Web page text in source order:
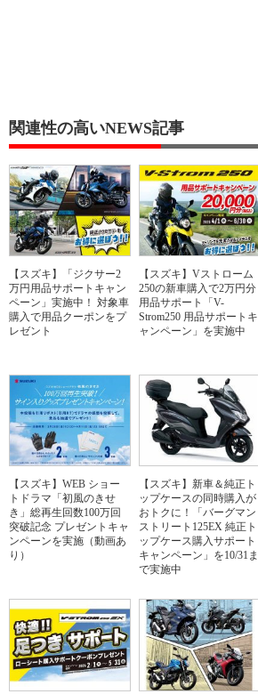
関連性の高いNEWS記事
【スズキ】「ジクサー2
万円用品サポートキャン
ペーン」実施中！ 対象車
購入で用品クーポンをプ
レゼント
【スズキ】Vストローム
250の新車購入で2万円分
用品サポート「V-
Strom250 用品サポートキ
ャンペーン」を実施中
【スズキ】WEB ショー
トドラマ「初風のきせ
き」総再生回数100万回
突破記念 プレゼントキャ
ンペーンを実施（動画あ
り）
【スズキ】新車＆純正ト
ップケースの同時購入が
おトクに！「バーグマン
ストリート125EX 純正ト
ップケース購入サポート
キャンペーン」を10/31ま
で実施中